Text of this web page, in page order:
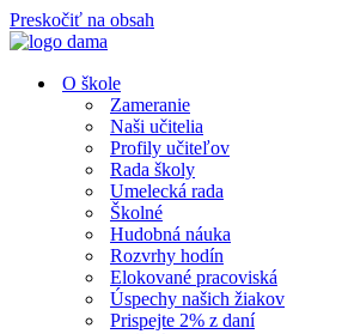
Preskočiť na obsah
O škole
Zameranie
Naši učitelia
Profily učiteľov
Rada školy
Umelecká rada
Školné
Hudobná náuka
Rozvrhy hodín
Elokované pracoviská
Úspechy našich žiakov
Prispejte 2% z daní